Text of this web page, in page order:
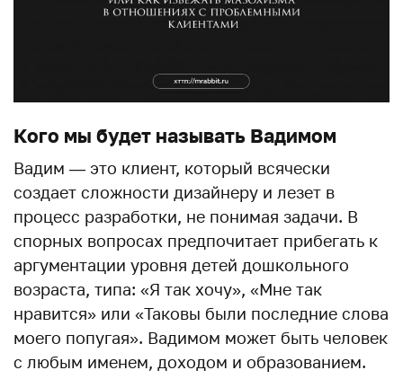
Кого мы будет называть Вадимом
Вадим — это клиент, который всячески
создает сложности дизайнеру и лезет в
процесс разработки, не понимая задачи. В
спорных вопросах предпочитает прибегать к
аргументации уровня детей дошкольного
возраста, типа: «Я так хочу», «Мне так
нравится» или «Таковы были последние слова
моего попугая». Вадимом может быть человек
с любым именем, доходом и образованием.